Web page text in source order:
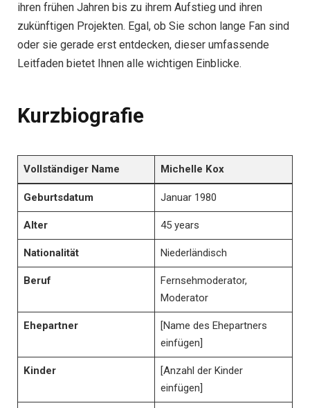
ihren frühen Jahren bis zu ihrem Aufstieg und ihren
zukünftigen Projekten. Egal, ob Sie schon lange Fan sind
oder sie gerade erst entdecken, dieser umfassende
Leitfaden bietet Ihnen alle wichtigen Einblicke.
Kurzbiografie
Vollständiger Name Michelle Kox
Geburtsdatum Januar 1980
Alter 45 years
Nationalität Niederländisch
Beruf
Fernsehmoderator,
Moderator
Ehepartner
[Name des Ehepartners
einfügen]
Kinder
[Anzahl der Kinder
einfügen]